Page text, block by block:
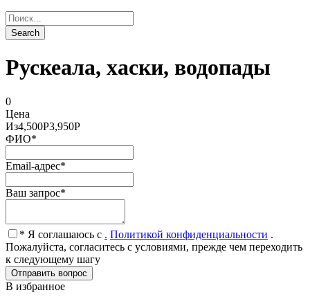
Рускеала, хаски, водопады
0
Цена
Из4,500Р3,950Р
ФИО*
Email-адрес*
Ваш запрос*
* Я соглашаюсь с . Политикой конфиденциальности .
Пожалуйста, согласитесь с условиями, прежде чем переходить
к следующему шагу
В избранное